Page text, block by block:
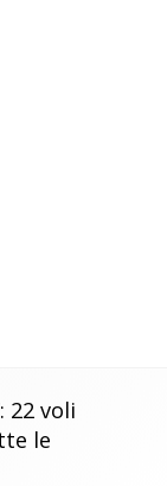
22 voli
le